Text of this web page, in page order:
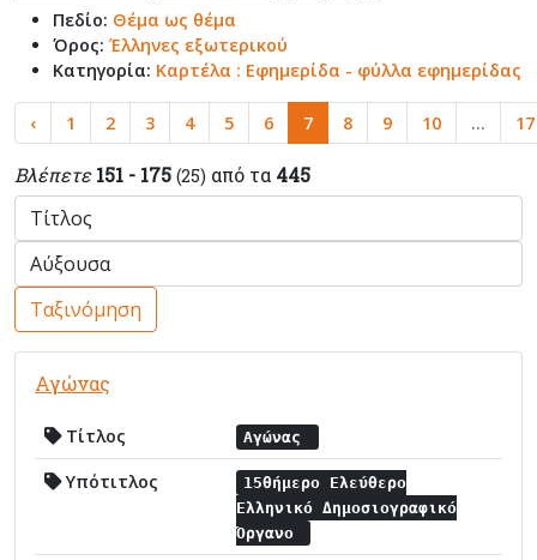
Πεδίο: Θέμα ως θέμα
Όρος: Έλληνες εξωτερικού
Κατηγορία: Καρτέλα : Εφημερίδα - φύλλα εφημερίδας
‹ 1 2 3 4 5 6 7 8 9 10 ... 17
Βλέπετε 151 - 175 (25) από τα 445
Ταξινόμηση
Αγώνας
Τίτλος Αγώνας
Υπότιτλος
15θήμερο Ελεύθερο
Ελληνικό Δημοσιογραφικό
Όργανο